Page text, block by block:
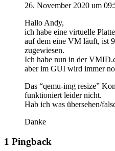
26. November 2020 um
Hallo Andy,
ich habe eine virtuelle
auf dem eine VM läuft, ist
zugewiesen.
Ich habe nun in der
aber im GUI wird immer
Das “qemu-img resize”
funktioniert leider nicht.
Hab ich was übersehen/
Danke
1 Pingback